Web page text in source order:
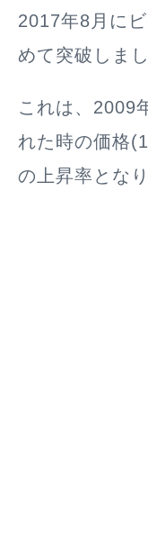
2017年8月に
めて突破しまし
これは、2009
れた時の価格
の上昇率となり